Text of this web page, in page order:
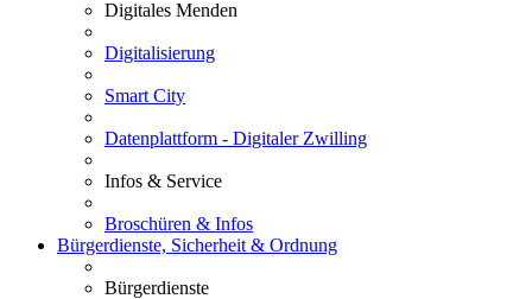
Digitales Menden
Digitalisierung
Smart City
Datenplattform - Digitaler Zwilling
Infos & Service
Broschüren & Infos
Bürgerdienste, Sicherheit & Ordnung
Bürgerdienste